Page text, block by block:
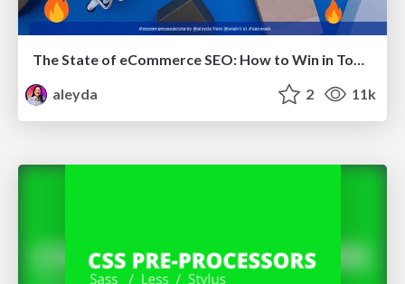
The State of eCommerce SEO: How to Win in Today's Products SERPs - #SEOweek
aleyda
2 11k